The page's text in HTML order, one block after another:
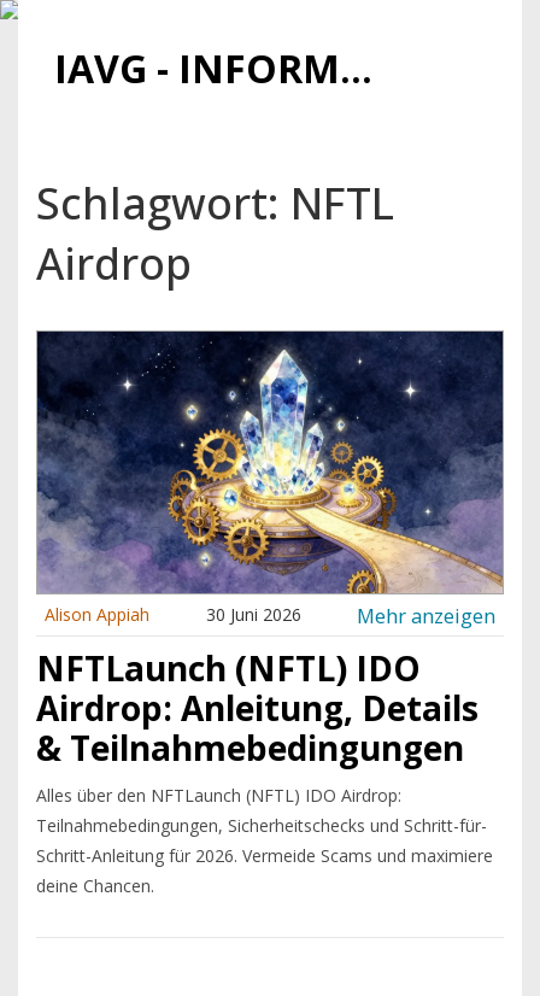
IAVG - INFORMATIONSARCHIV FÜR VIRTUELLE GELDER
Schlagwort: NFTL
Airdrop
Alison Appiah 30 Juni 2026 Mehr anzeigen
NFTLaunch (NFTL) IDO
Airdrop: Anleitung, Details
& Teilnahmebedingungen
Alles über den NFTLaunch (NFTL) IDO Airdrop:
Teilnahmebedingungen, Sicherheitschecks und Schritt-für-
Schritt-Anleitung für 2026. Vermeide Scams und maximiere
deine Chancen.